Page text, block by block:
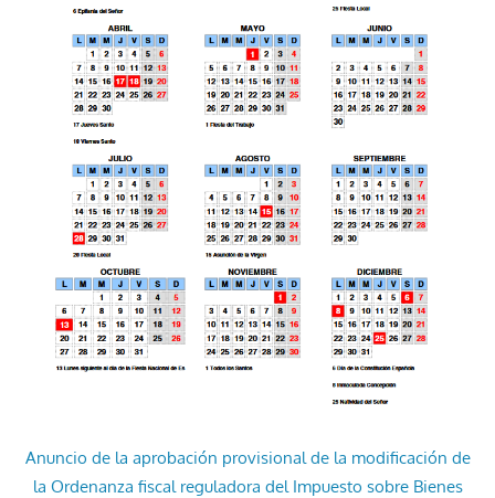
Anuncio de la aprobación provisional de la modificación de
la Ordenanza fiscal reguladora del Impuesto sobre Bienes